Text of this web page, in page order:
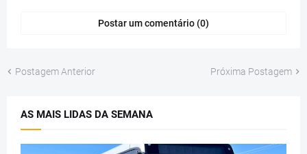
Postar um comentário (0)
Postagem Anterior Próxima Postagem
AS MAIS LIDAS DA SEMANA